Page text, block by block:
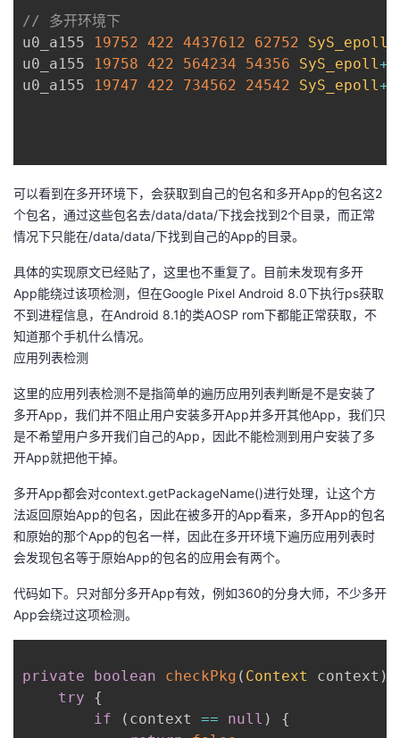
藏
// 多开环境下
u0_a155
19752 422 4437612 62752 SyS_epoll
u0_a155
19758 422 564234 54356 SyS_epoll+
u0_a155
19747 422 734562 24542 SyS_epoll+
可以看到在多开环境下，会获取到自己的包名和多开App的包名这2
个包名，通过这些包名去/data/data/下找会找到2个目录，而正常
情况下只能在/data/data/下找到自己的App的目录。
具体的实现原文已经贴了，这里也不重复了。目前未发现有多开
App能绕过该项检测，但在Google Pixel Android 8.0下执行ps获取
不到进程信息，在Android 8.1的类AOSP rom下都能正常获取，不
知道那个手机什么情况。
应用列表检测
这里的应用列表检测不是指简单的遍历应用列表判断是不是安装了
多开App，我们并不阻止用户安装多开App并多开其他App，我们只
是不希望用户多开我们自己的App，因此不能检测到用户安装了多
开App就把他干掉。
多开App都会对context.getPackageName()进行处理，让这个方
法返回原始App的包名，因此在被多开的App看来，多开App的包名
和原始的那个App的包名一样，因此在多开环境下遍历应用列表时
会发现包名等于原始App的包名的应用会有两个。
代码如下。只对部分多开App有效，例如360的分身大师，不少多开
App会绕过这项检测。
private boolean checkPkg ( Context context )
try
{
if
( context == null )
{